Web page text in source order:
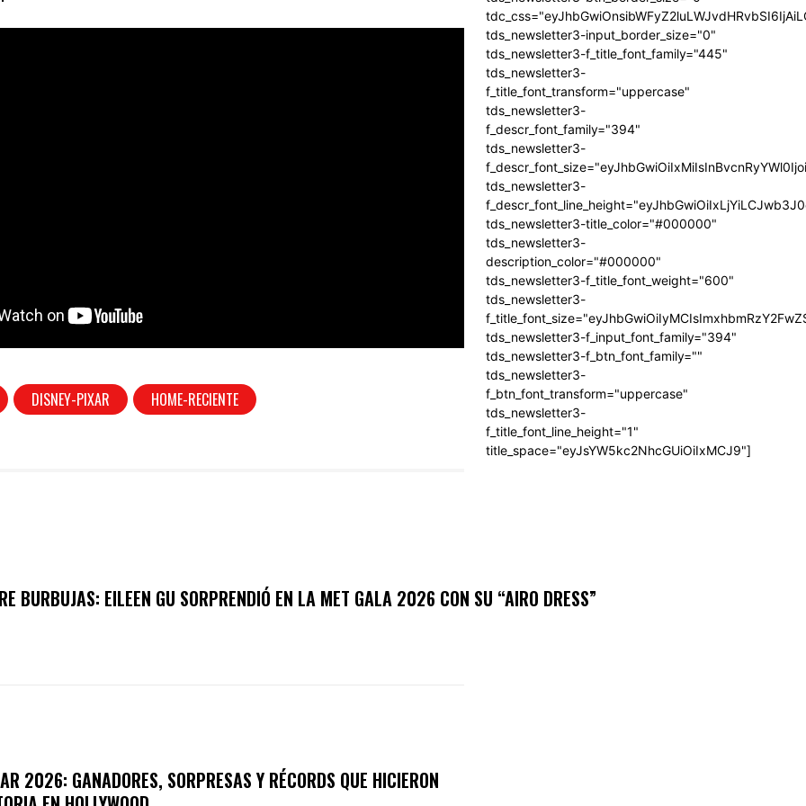
DISNEY-PIXAR HOME-RECIENTE
BURBUJAS: EILEEN GU SORPRENDIÓ EN LA MET GALA 2026 CON SU “AIRO DRESS”
2026: GANADORES, SORPRESAS Y RÉCORDS QUE HICIERON
tds_newsletter3-input_border_size="0"
tds_newsletter3-f_title_font_family="445"
tds_newsletter3-
f_title_font_transform="uppercase"
tds_newsletter3-
f_descr_font_family="394"
tds_newsletter3-
tds_newsletter3-
tds_newsletter3-title_color="#000000"
tds_newsletter3-
description_color="#000000"
tds_newsletter3-f_title_font_weight="600"
tds_newsletter3-
tds_newsletter3-f_input_font_family="394"
tds_newsletter3-f_btn_font_family=""
tds_newsletter3-
f_btn_font_transform="uppercase"
tds_newsletter3-
f_title_font_line_height="1"
title_space="eyJsYW5kc2NhcGUiOiIxMCJ9"]